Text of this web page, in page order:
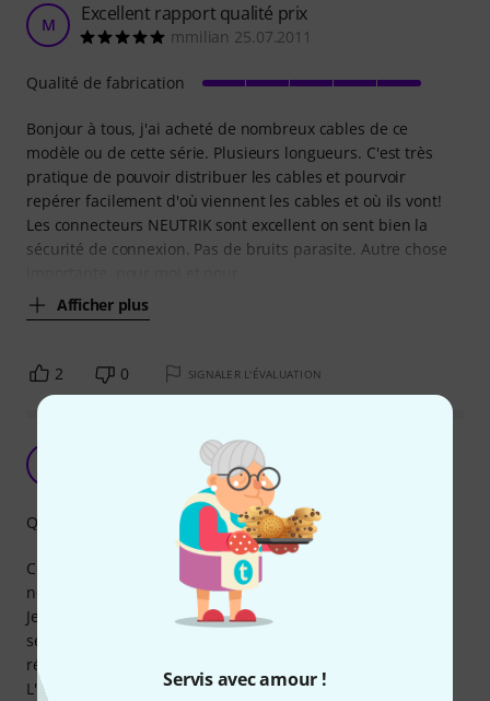
Servis avec amour !
M Excellent rapport qualité prix
mmilian 25.07.2011
Bonjour à tous, j'ai acheté de nombreux cables de ce
modèle ou de cette série. Plusieurs longueurs. C'est très
pratique de pouvoir distribuer les cables et pourvoir
repérer facilement d'où viennent les cables et où ils vont!
Les connecteurs NEUTRIK sont excellent on sent bien la
sécurité de connexion. Pas de bruits parasite. Autre chose
Afficher plus
Qualité de fabrication
2 0 SIGNALER L'ÉVALUATION
Un bon cable tout terrain
Guy R. 20.05.2011
Ce câble du constructeur allemand que j'ai utilisé à de
nombreuses reprises en sonorisation est solide.
Je n'ai pas eu de problèmes avec les connecteurs, qui me
semblent pas moins bon que les connecteurs les plus
réputés de la marque.
L'isolation des parasites est bonne, la qualité générale est
Qualité de fabrication